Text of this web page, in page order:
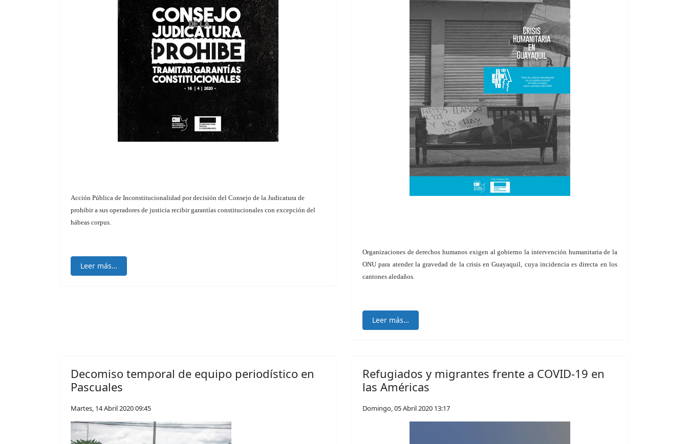
Acción Pública de Inconstitucionalidad por decisión del Consejo de la Judicatura de
prohibir a sus operadores de justicia recibir garantías constitucionales con excepción del
hábeas corpus.
Leer más…
Organizaciones de derechos humanos exigen al gobierno la intervención humanitaria de la
ONU para atender la gravedad de la crisis en Guayaquil, cuya incidencia es directa en los
cantones aledaños.
Leer más…
Decomiso temporal de equipo periodístico en
Pascuales
Martes, 14 Abril 2020 09:45
Refugiados y migrantes frente a COVID-19 en
las Américas
Domingo, 05 Abril 2020 13:17